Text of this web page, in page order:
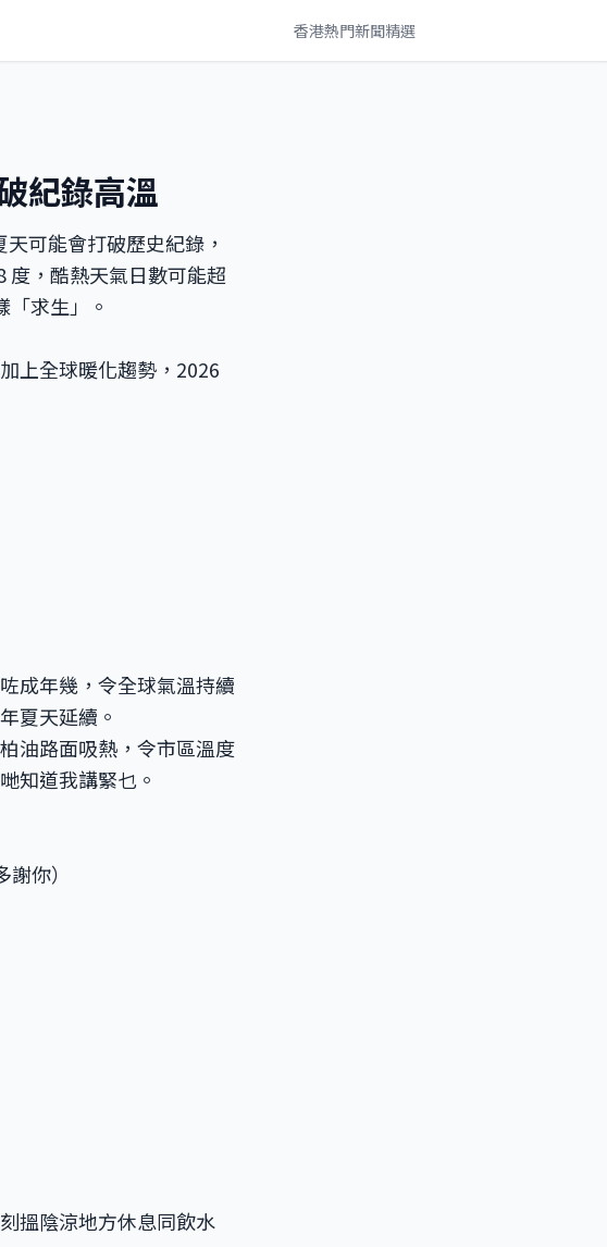
香港熱門新聞精選
紀錄高溫
可能會打破歷史紀錄，
度，酷熱天氣日數可能超
求生」。
上全球暖化趨勢，2026
成年幾，令全球氣溫持續
夏天延續。
油路面吸熱，令市區溫度
知道我講緊乜。
你）
搵陰涼地方休息同飲水